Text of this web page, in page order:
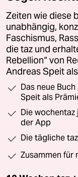
Zeiten wie diese
unabhängig,
Faschismus,
die taz und
Rebellion“ von
Andreas Speit
Das neue
Speit als
Die
der App
Die tägliche
Zusammen für